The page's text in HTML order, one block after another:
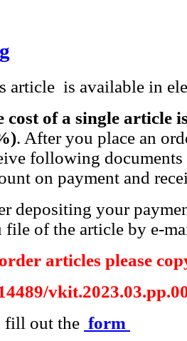
article is available in
cost of a single article
. After you place an
following
on payment and
depositing your
file of the article by e-
articles please
fill out the form